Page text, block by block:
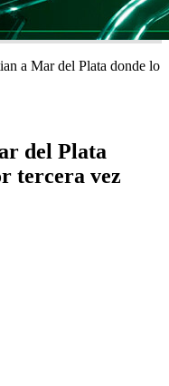
a Mar del Plata donde lo
del Plata
tercera vez